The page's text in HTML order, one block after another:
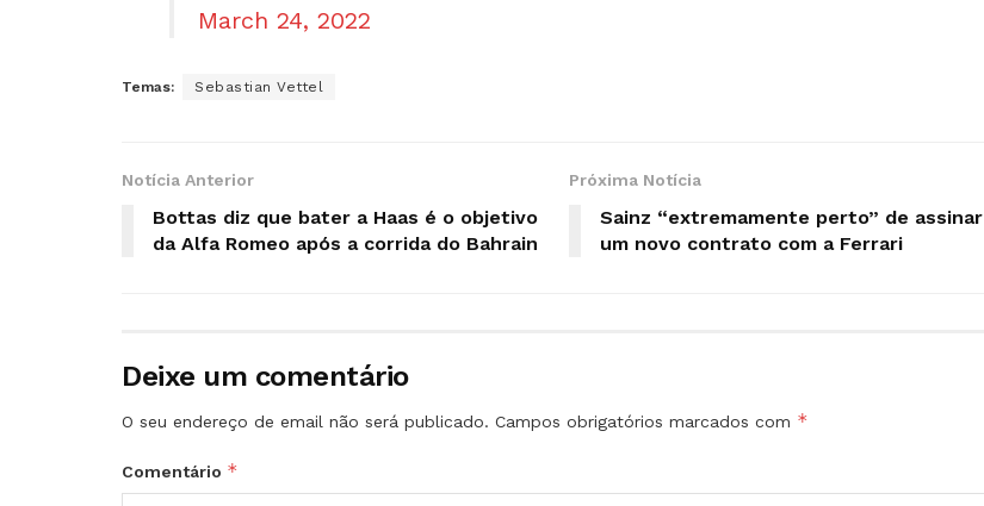
March 24, 2022
Temas: Sebastian Vettel
Notícia Anterior
Bottas diz que bater a Haas é o objetivo
da Alfa Romeo após a corrida do Bahrain
Próxima Notícia
Sainz “extremamente perto” de assinar
um novo contrato com a Ferrari
Deixe um comentário
O seu endereço de email não será publicado. Campos obrigatórios marcados com *
Comentário *